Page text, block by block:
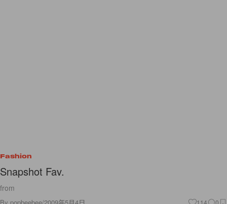
Fashion
Snapshot Fav.
from
114 0